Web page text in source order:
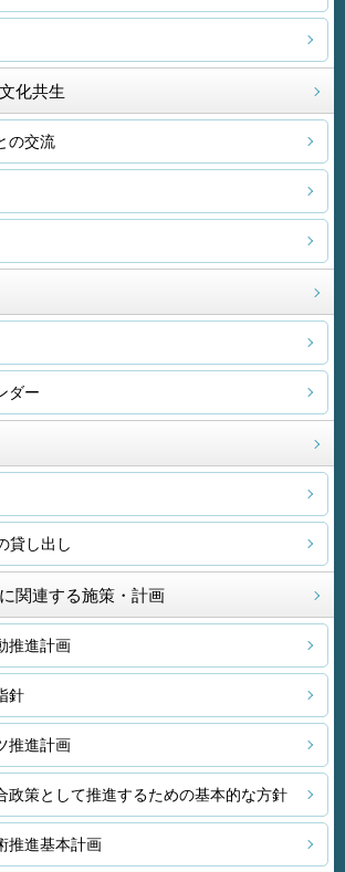
化共生
の交流
ダー
貸し出し
関連する施策・計画
推進計画
針
推進計画
政策として推進するための基本的な方針
推進基本計画